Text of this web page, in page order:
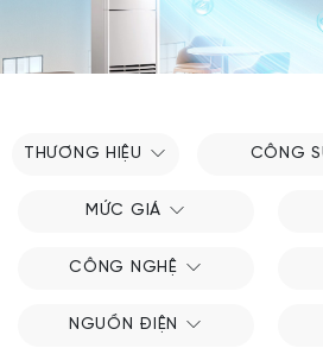
THƯƠNG HIỆU CÔNG
MỨC GIÁ
CÔNG NGHỆ
NGUỒN ĐIỆN